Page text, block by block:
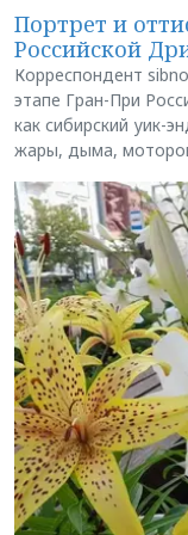
Портрет и
Российской
Корреспондент
этапе Гран-При
как сибирский уик-
жары, дыма,